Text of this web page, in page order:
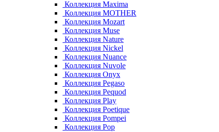
Коллекция Maxima
Коллекция MOTHER
Коллекция Mozart
Коллекция Muse
Коллекция Nature
Коллекция Nickel
Коллекция Nuance
Коллекция Nuvole
Коллекция Onyx
Коллекция Pegaso
Коллекция Pequod
Коллекция Play
Коллекция Poetique
Коллекция Pompei
Коллекция Pop